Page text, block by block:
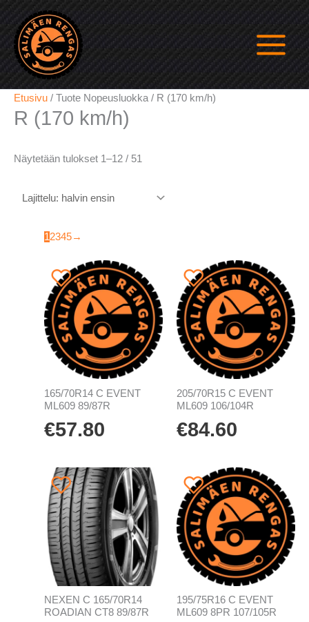
Siirry
sisältöön
Etusivu / Tuote Nopeusluokka / R (170 km/h)
R (170 km/h)
Näytetään tulokset 1–12 / 51
12345→
165/70R14 C EVENT
ML609 89/87R
€57.80
205/70R15 C EVENT
ML609 106/104R
€84.60
NEXEN C 165/70R14
ROADIAN CT8 89/87R
195/75R16 C EVENT
ML609 8PR 107/105R